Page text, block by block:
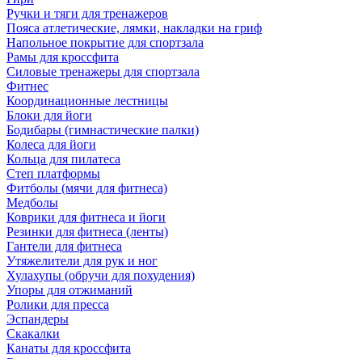
Ручки и тяги для тренажеров
Пояса атлетические, лямки, накладки на гриф
Напольное покрытие для спортзала
Рамы для кроссфита
Силовые тренажеры для спортзала
Фитнес
Координационные лестницы
Блоки для йоги
Бодибары (гимнастические палки)
Колеса для йоги
Кольца для пилатеса
Степ платформы
Фитболы (мячи для фитнеса)
Медболы
Коврики для фитнеса и йоги
Резинки для фитнеса (ленты)
Гантели для фитнеса
Утяжелители для рук и ног
Хулахупы (обручи для похудения)
Упоры для отжиманий
Ролики для пресса
Эспандеры
Скакалки
Канаты для кроссфита